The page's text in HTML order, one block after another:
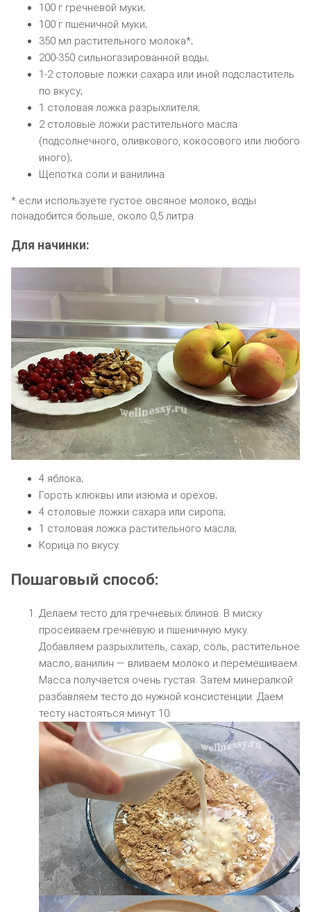
100 г гречневой муки;
100 г пшеничной муки;
350 мл растительного молока*;
200-350 сильногазированной воды;
1-2 столовые ложки сахара или иной подсластитель
по вкусу;
1 столовая ложка разрыхлителя;
2 столовые ложки растительного масла
(подсолнечного, оливкового, кокосового или любого
иного);
Щепотка соли и ванилина.
* если используете густое овсяное молоко, воды
понадобится больше, около 0,5 литра.
Для начинки:
4 яблока;
Горсть клюквы или изюма и орехов;
4 столовые ложки сахара или сиропа;
1 столовая ложка растительного масла;
Корица по вкусу.
Пошаговый способ:
Делаем тесто для гречневых блинов. В миску
просеиваем гречневую и пшеничную муку.
Добавляем разрыхлитель, сахар, соль, растительное
масло, ванилин — вливаем молоко и перемешиваем.
Масса получается очень густая. Затем минералкой
разбавляем тесто до нужной консистенции. Даем
тесту настояться минут 10.